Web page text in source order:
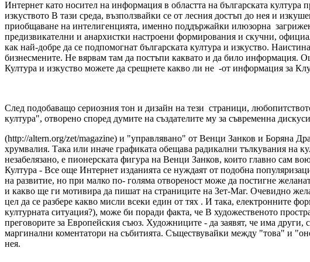
Интернет като носител на информация в областта на българската
изкуството В тази среда, възползвайки се от лесния достъп до нея и
приобщаване на интелигенцията, имен­но поддържайки илюзорна
предизвикателни и анархистки настроени формирования и скучни,
как най-добре да се подпомогнат българската култура и изкуство.
бизнесмените. Не вярвам там да постъпи каквато и да било информация.
Култура и изкуство можете да срещнете какво ли не -от информация за
След подобаващо сериозния тон и дизайн на тези страници,
култура", отворено според думите на създателите му за съвременна
(http://altern.org/zet/magazine) и "управлявано" от Венци Занков и Боряна
хрумвалия. Така или иначе графиката обещава радикални тълкувания на
незабелязано, e пионерската фигура на Венци Занков, които главно сам
Култура - Все още Интернет изданията сe нуждаят от подобна
на развитие, но при малко по- голяма отвореност може да постигне
и какво ще ги мотивира да пишат на страниците на Зет-Маг. Очевидно
цел да сe разбере какво мисли всеки един от тях . И така, електронните
културната ситуация?), може би поради факта, чe В художественото
преговорите за Европейския съюз. Художниците - да заявят, че има
маргинални коментатори на събитията. Съществувайки между "това" и
нея.